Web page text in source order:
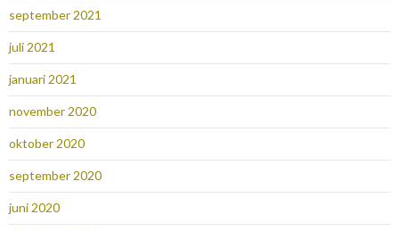
september 2021
juli 2021
januari 2021
november 2020
oktober 2020
september 2020
juni 2020